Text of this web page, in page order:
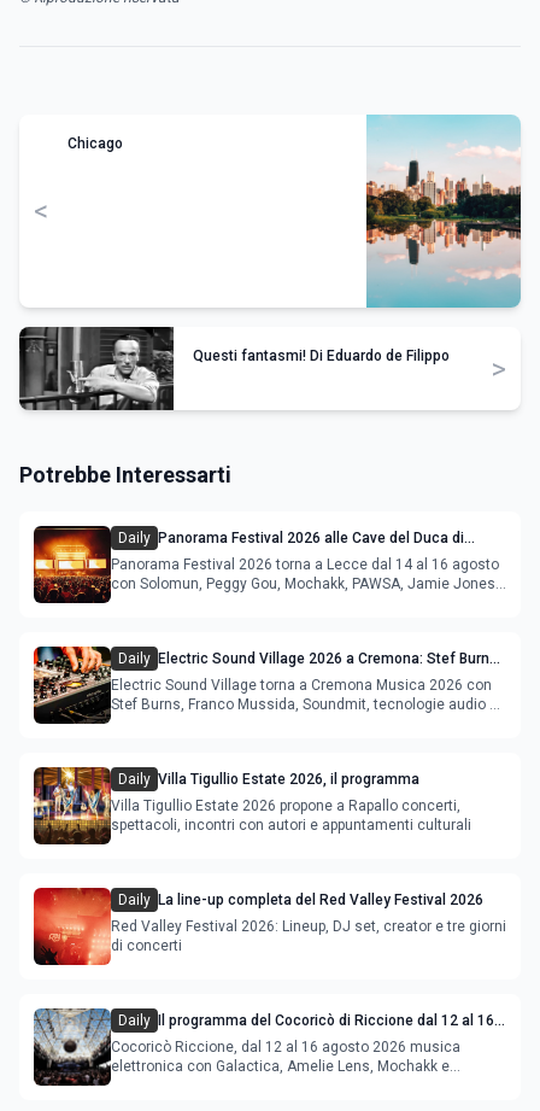
<
Chicago
Questi fantasmi! Di Eduardo de Filippo >
Potrebbe Interessarti
Daily Panorama Festival 2026 alle Cave del Duca di
Lecce: lineup e programma
Panorama Festival 2026 torna a Lecce dal 14 al 16 agosto
con Solomun, Peggy Gou, Mochakk, PAWSA, Jamie Jones
Daily Electric Sound Village 2026 a Cremona: Stef Burns,
Soundmit e Young Band Contest, il programma
Electric Sound Village torna a Cremona Musica 2026 con
Stef Burns, Franco Mussida, Soundmit, tecnologie audio e
Daily Villa Tigullio Estate 2026, il programma
Villa Tigullio Estate 2026 propone a Rapallo concerti,
spettacoli, incontri con autori e appuntamenti culturali
Daily La line-up completa del Red Valley Festival 2026
Red Valley Festival 2026: Lineup, DJ set, creator e tre giorni
di concerti
Daily
Il programma del Cocoricò di Riccione dal 12 al 16
agosto 2026
Cocoricò Riccione, dal 12 al 16 agosto 2026 musica
elettronica con Galactica, Amelie Lens, Mochakk e